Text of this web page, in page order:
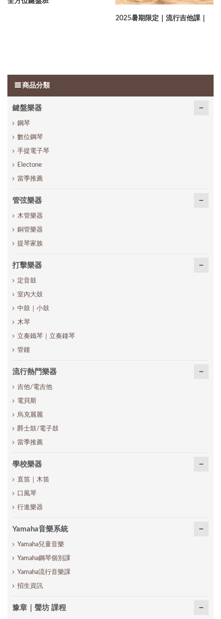
2025暑期限定｜流行吉他課｜
商品分類
鍵盤樂器
鋼琴
數位鋼琴
手提電子琴
Electone
當季推薦
管弦樂器
木管樂器
銅管樂器
提琴家族
打擊樂器
定音鼓
室內大鼓
中鼓｜小鼓
木琴
立奏鐵琴｜立奏鐘琴
管鐘
流行熱門樂器
吉他/電吉他
電貝斯
烏克麗麗
爵士鼓/電子鼓
當季推薦
學校樂器
直笛｜木笛
口風琴
行進樂器
Yamaha音樂系統
Yamaha兒童音樂
Yamaha鋼琴個別課
Yamaha流行音樂課
招生資訊
豫章｜聲坊 課程